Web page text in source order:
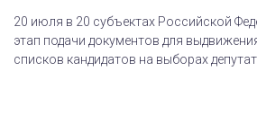
20 июля в 20 субъектах Российской
этап подачи документов для
списков кандидатов на выборах